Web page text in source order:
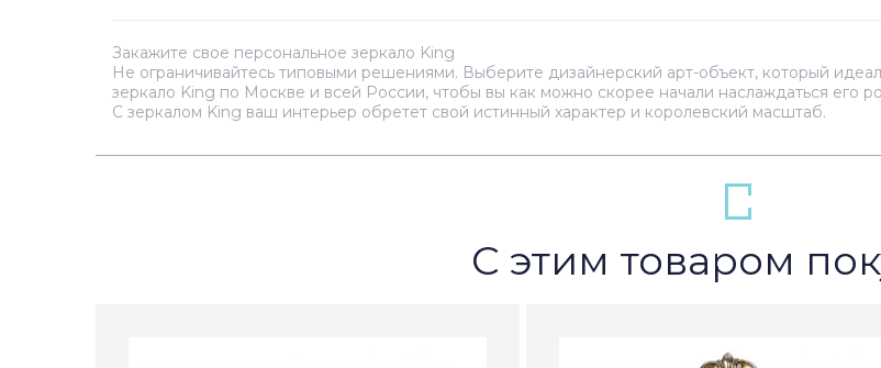
Закажите свое персональное зеркало King
Не ограничивайтесь типовыми решениями. Выберите дизайнерский арт-объект, который
зеркало King по Москве и всей России, чтобы вы как можно скорее начали наслаждаться его
С зеркалом King ваш интерьер обретет свой истинный характер и королевский масштаб.
С этим товаром